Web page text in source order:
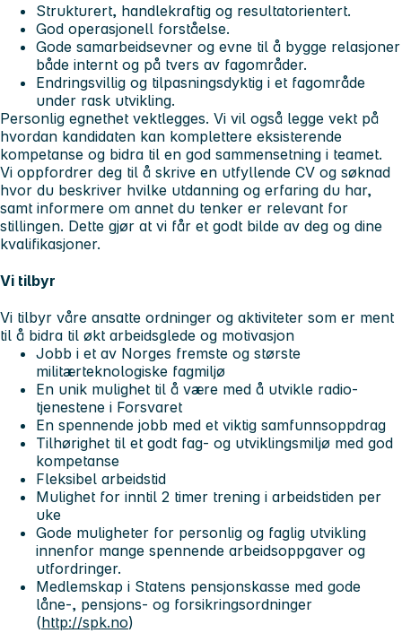
Strukturert, handlekraftig og resultatorientert.
God operasjonell forståelse.
Gode samarbeidsevner og evne til å bygge relasjoner
både internt og på tvers av fagområder.
Endringsvillig og tilpasningsdyktig i et fagområde
under rask utvikling.
Personlig egnethet vektlegges. Vi vil også legge vekt på
hvordan kandidaten kan komplettere eksisterende
kompetanse og bidra til en god sammensetning i teamet.
Vi oppfordrer deg til å skrive en utfyllende CV og søknad
hvor du beskriver hvilke utdanning og erfaring du har,
samt informere om annet du tenker er relevant for
stillingen. Dette gjør at vi får et godt bilde av deg og dine
kvalifikasjoner.
Vi tilbyr
Vi tilbyr våre ansatte ordninger og aktiviteter som er ment
til å bidra til økt arbeidsglede og motivasjon
Jobb i et av Norges fremste og største
militærteknologiske fagmiljø
En unik mulighet til å være med å utvikle radio-
tjenestene i Forsvaret
En spennende jobb med et viktig samfunnsoppdrag
Tilhørighet til et godt fag- og utviklingsmiljø med god
kompetanse
Fleksibel arbeidstid
Mulighet for inntil 2 timer trening i arbeidstiden per
uke
Gode muligheter for personlig og faglig utvikling
innenfor mange spennende arbeidsoppgaver og
utfordringer.
Medlemskap i Statens pensjonskasse med gode
låne-, pensjons- og forsikringsordninger
(http://spk.no)